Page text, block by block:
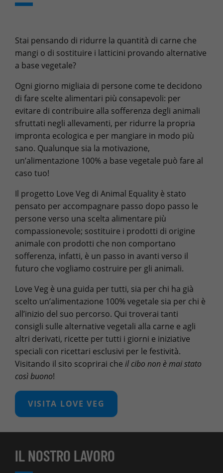
Stai pensando di ridurre la quantità di carne che
mangi o di sostituire i latticini provando alternative
a base vegetale?
Ogni giorno migliaia di persone come te decidono
di fare scelte alimentari più consapevoli: per
evitare di contribuire alla sofferenza degli animali
sfruttati negli allevamenti, per ridurre la propria
impronta ecologica e per mangiare in modo più
sano. Qualunque sia la motivazione,
un’alimentazione 100% a base vegetale può fare al
caso tuo!
Il progetto Love Veg di Animal Equality è stato
pensato per accompagnare passo dopo passo le
persone verso una scelta alimentare più
compassionevole; sostituire i prodotti di origine
animale con prodotti che non comportano
sofferenza, infatti, è un passo in avanti verso il
futuro che vogliamo costruire per gli animali.
Love Veg è una guida per tutti, sia per chi ha già
scelto un’alimentazione 100% vegetale sia per chi è
all’inizio del suo percorso. Qui troverai tanti
consigli sulle alternative vegetali alla carne e agli
altri derivati, ricette per tutti i giorni e iniziative
speciali con ricettari esclusivi per le festività.
Visitando il sito scoprirai che il cibo non è mai stato
così buono!
VISITA LOVE VEG
IL NOSTRO LAVORO